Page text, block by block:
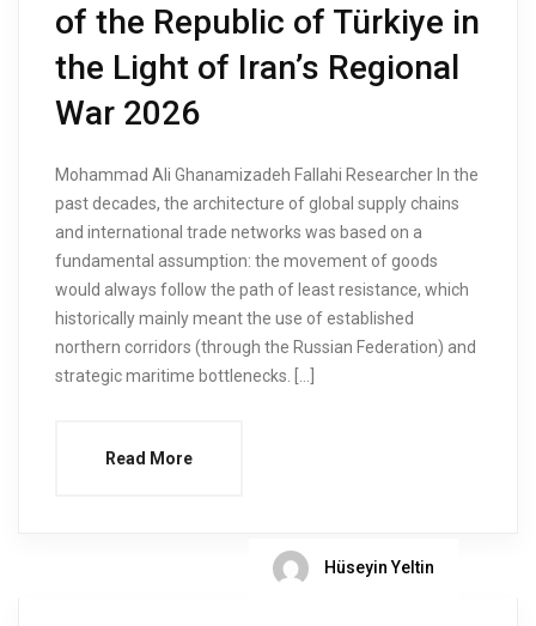
of the Republic of Türkiye in
the Light of Iran’s Regional
War 2026
Mohammad Ali Ghanamizadeh Fallahi Researcher In the
past decades, the architecture of global supply chains
and international trade networks was based on a
fundamental assumption: the movement of goods
would always follow the path of least resistance, which
historically mainly meant the use of established
northern corridors (through the Russian Federation) and
strategic maritime bottlenecks. […]
Read More
Hüseyin Yeltin